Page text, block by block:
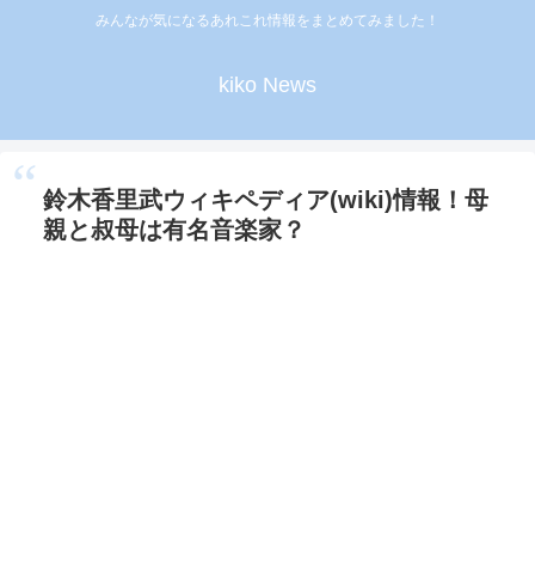
みんなが気になるあれこれ情報をまとめてみました！
kiko News
鈴木香里武ウィキペディア(wiki)情報！母
親と叔母は有名音楽家？